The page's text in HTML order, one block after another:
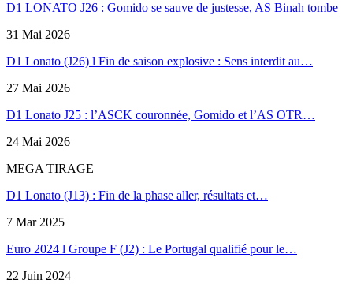
D1 LONATO J26 : Gomido se sauve de justesse, AS Binah tombe
31 Mai 2026
D1 Lonato (J26) l Fin de saison explosive : Sens interdit au…
27 Mai 2026
D1 Lonato J25 : l’ASCK couronnée, Gomido et l’AS OTR…
24 Mai 2026
MEGA TIRAGE
D1 Lonato (J13) : Fin de la phase aller, résultats et…
7 Mar 2025
Euro 2024 l Groupe F (J2) : Le Portugal qualifié pour le…
22 Juin 2024